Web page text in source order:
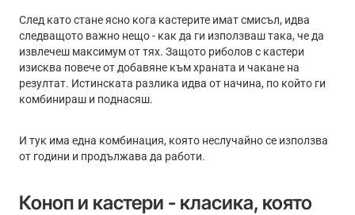
След като стане ясно кога кастерите имат смисъл, идва
следващото важно нещо - как да ги използваш така, че да
извлечеш максимум от тях. Защото риболов с кастери
изисква повече от добавяне към храната и чакане на
резултат. Истинската разлика идва от начина, по който ги
комбинираш и поднасяш.
И тук има една комбинация, която неслучайно се използва
от години и продължава да работи.
Коноп и кастери - класика, която